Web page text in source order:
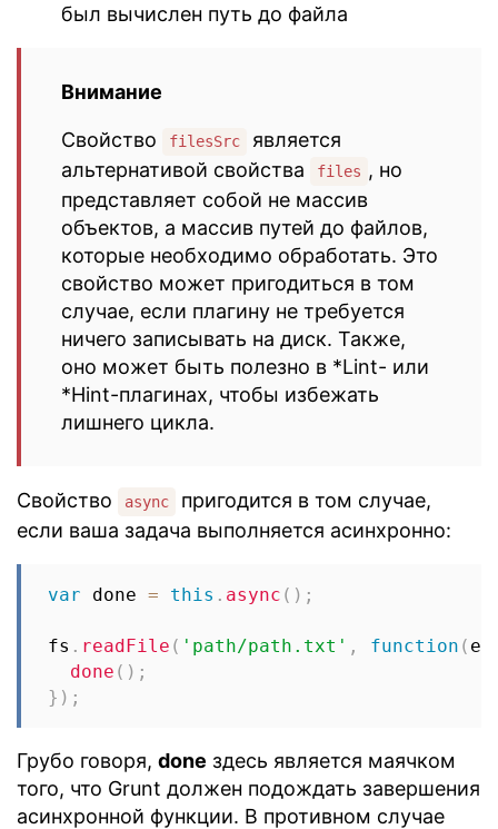
был вычислен путь до файла
Внимание
Свойство filesSrc
является
альтернативой свойства
files , но
представляет собой не массив
объектов, а массив путей до файлов,
которые необходимо обработать. Это
свойство может пригодиться в том
случае, если плагину не требуется
ничего записывать на диск. Также,
оно может быть полезно в *Lint- или
*Hint-плагинах, чтобы избежать
лишнего цикла.
Свойство async
пригодится в том случае,
если ваша задача выполняется асинхронно:
var done = this . async ( ) ;
fs . readFile ( 'path/path.txt' , function (
done ( ) ;
} ) ;
Грубо говоря, done здесь является маячком
того, что Grunt должен подождать завершения
асинхронной функции. В противном случае